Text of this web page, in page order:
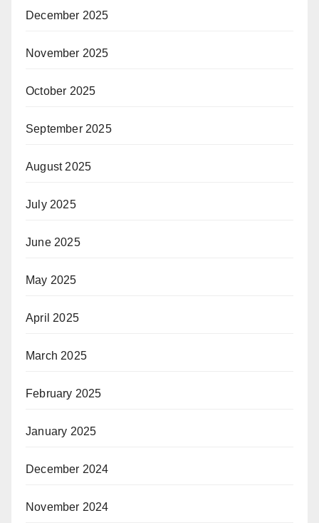
December 2025
November 2025
October 2025
September 2025
August 2025
July 2025
June 2025
May 2025
April 2025
March 2025
February 2025
January 2025
December 2024
November 2024